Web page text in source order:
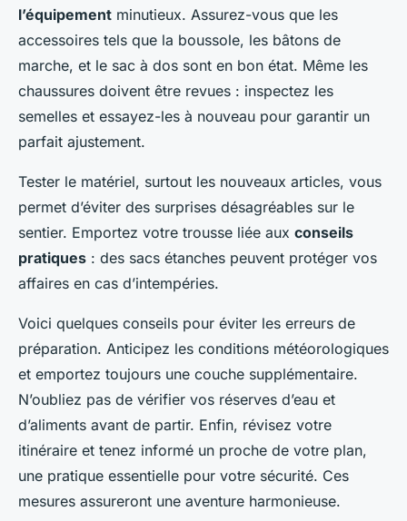
l’équipement minutieux. Assurez-vous que les
accessoires tels que la boussole, les bâtons de
marche, et le sac à dos sont en bon état. Même les
chaussures doivent être revues : inspectez les
semelles et essayez-les à nouveau pour garantir un
parfait ajustement.
Tester le matériel, surtout les nouveaux articles, vous
permet d’éviter des surprises désagréables sur le
sentier. Emportez votre trousse liée aux conseils
pratiques : des sacs étanches peuvent protéger vos
affaires en cas d’intempéries.
Voici quelques conseils pour éviter les erreurs de
préparation. Anticipez les conditions météorologiques
et emportez toujours une couche supplémentaire.
N’oubliez pas de vérifier vos réserves d’eau et
d’aliments avant de partir. Enfin, révisez votre
itinéraire et tenez informé un proche de votre plan,
une pratique essentielle pour votre sécurité. Ces
mesures assureront une aventure harmonieuse.